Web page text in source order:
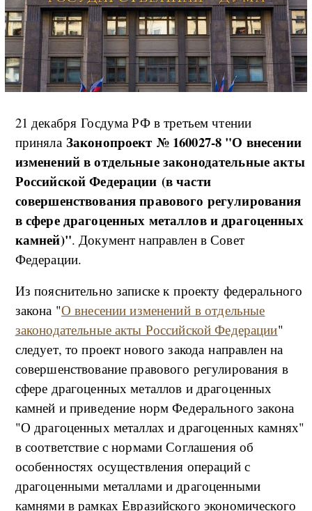
21 декабря Госдума РФ в третьем чтении
приняла Законопроект № 160027-8 "О внесении
изменений в отдельные законодательные акты
Российской Федерации (в части
совершенствования правового регулирования
в сфере драгоценных металлов и драгоценных
камней)". Документ направлен в Совет
Федерации.
Из пояснительно записке к проекту федерального
закона "О внесении изменений в отдельные
законодательные акты Российской Федерации"
следует, то проект нового закода направлен на
совершенствование правового регулирования в
сфере драгоценных металлов и драгоценных
камней и приведение норм Федерального закона
"О драгоценных металлах и драгоценных камнях"
в соответствие с нормами Соглашения об
особенностях осуществления операций с
драгоценными металлами и драгоценными
камнями в рамках Евразийского экономического